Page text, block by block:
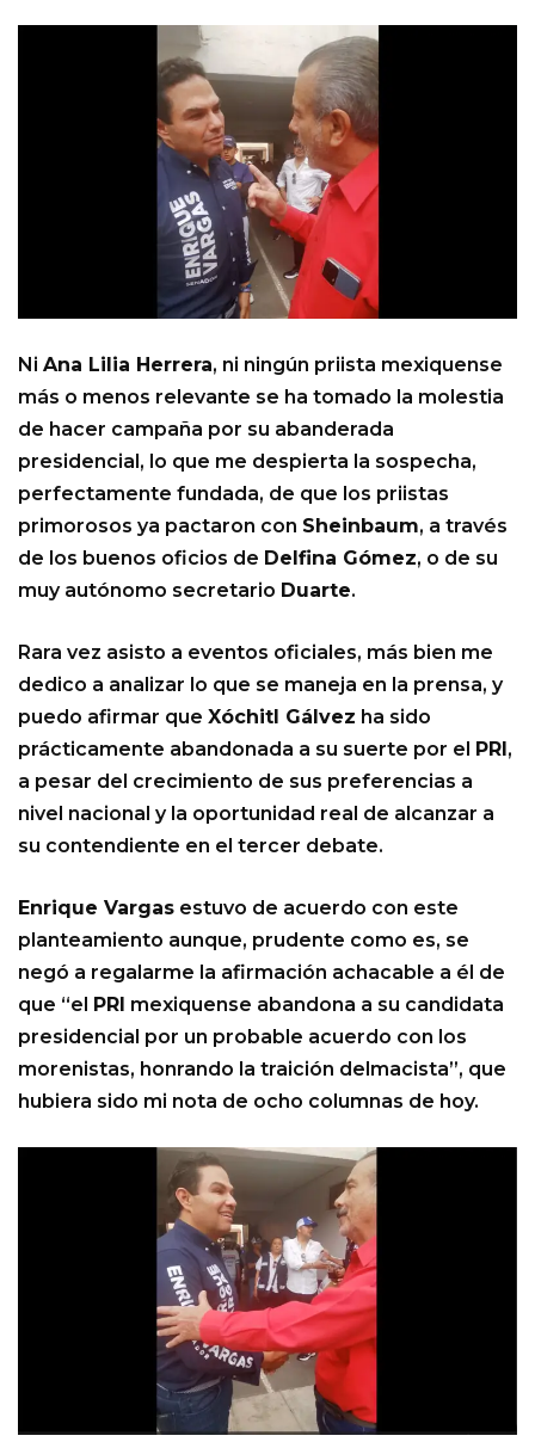
Ni Ana Lilia Herrera, ni ningún priista mexiquense
más o menos relevante se ha tomado la molestia
de hacer campaña por su abanderada
presidencial, lo que me despierta la sospecha,
perfectamente fundada, de que los priistas
primorosos ya pactaron con Sheinbaum, a través
de los buenos oficios de Delfina Gómez, o de su
muy autónomo secretario Duarte.
Rara vez asisto a eventos oficiales, más bien me
dedico a analizar lo que se maneja en la prensa, y
puedo afirmar que Xóchitl Gálvez ha sido
prácticamente abandonada a su suerte por el
PRI ,
a pesar del crecimiento de sus preferencias a
nivel nacional y la oportunidad real de alcanzar a
su contendiente en el tercer debate.
Enrique Vargas estuvo de acuerdo con este
planteamiento aunque, prudente como es, se
negó a regalarme la afirmación achacable a él de
que “el
PRI mexiquense abandona a su candidata
presidencial por un probable acuerdo con los
morenistas, honrando la traición delmacista”, que
hubiera sido mi nota de ocho columnas de hoy.